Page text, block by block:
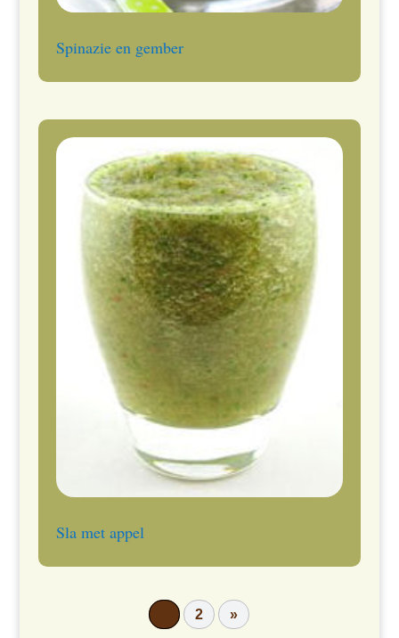
Spinazie en gember
Sla met appel
2 »